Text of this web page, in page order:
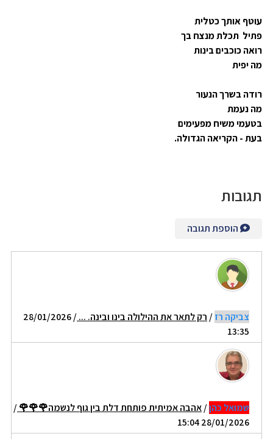
עוטף אותך כטלית
פתיל תכלת מנצח בך
רואה כוכבים בינות
מה יפית
רודה בשרך הנעור
מה נעמת
בטעמי משיח מפעימים
בעת - הקריאה הגדולה.
תגובות
הוספת תגובה
צביקה רז/ רק לתאר את ההילולה בינו ובינה. ...
/ 28/01/2026
13:35
שמואל כהן/אהבה אמיתית פותחת דלת בין גוף לנשמה🌹🌹🌹/
28/01/2026 15:04